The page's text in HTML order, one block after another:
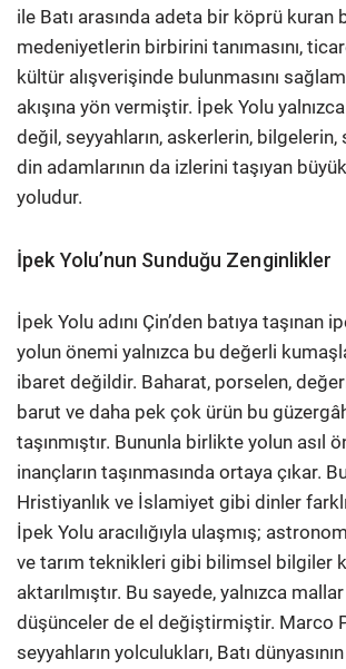
ile Batı arasında adeta bir köprü kuran
medeniyetlerin birbirini tanımasını,
kültür alışverişinde bulunmasını
akışına yön vermiştir. İpek Yolu
değil, seyyahların, askerlerin, bilgelerin,
din adamlarının da izlerini taşıyan
yoludur.
İpek Yolu’nun Sunduğu Zenginlikler
İpek Yolu adını Çin’den batıya taşınan
yolun önemi yalnızca bu değerli
ibaret değildir. Baharat, porselen,
barut ve daha pek çok ürün bu
taşınmıştır. Bununla birlikte yolun asıl
inançların taşınmasında ortaya çıkar.
Hristiyanlık ve İslamiyet gibi dinler
İpek Yolu aracılığıyla ulaşmış;
ve tarım teknikleri gibi bilimsel bilgiler
aktarılmıştır. Bu sayede, yalnızca
düşünceler de el değiştirmiştir. Marco
seyyahların yolculukları, Batı